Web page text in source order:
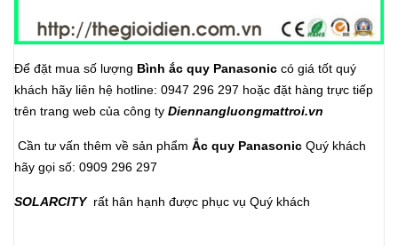
Để đặt mua số lượng Bình ắc quy Panasonic có giá tốt quý
khách hãy liên hệ hotline: 0947 296 297 hoặc đặt hàng trực tiếp
trên trang web của công ty Diennangluongmattroi.vn
Cần tư vấn thêm về sản phẩm Ắc quy Panasonic Quý khách
hãy gọi số: 0909 296 297
SOLARCITY rất hân hạnh được phục vụ Quý khách